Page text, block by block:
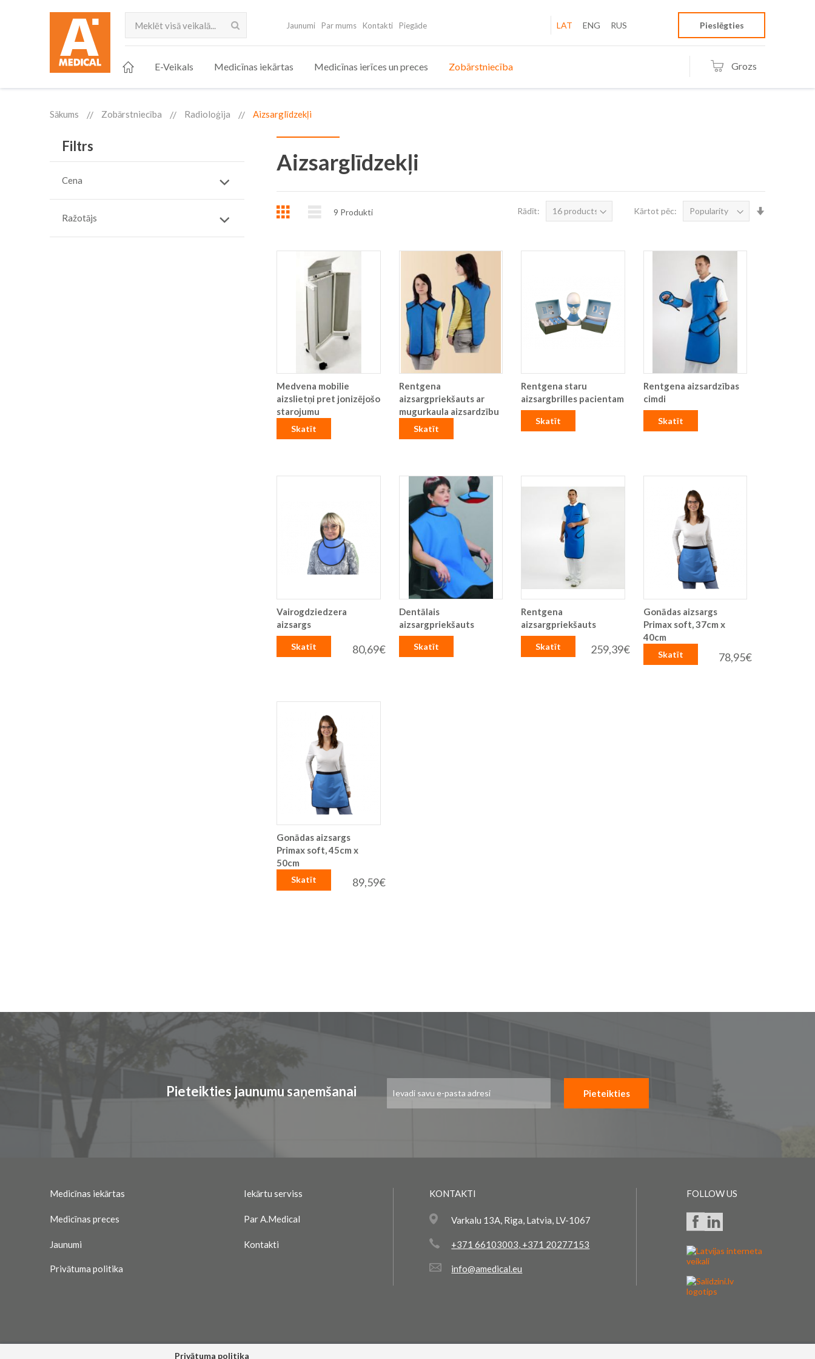
Privātuma politika
Meklēt
Jaunumi Par mums Kontakti Piegāde LAT ENG RUS Pieslēgties
E-Veikals Medicīnas iekārtas Medicīnas ierīces un preces Zobārstniecība Grozs
Sākums Zobārstniecība Radioloģija Aizsarglīdzekļi
Aizsarglīdzekļi
Režģis Saraksts
9 Produkti Rādīt: Kārtot pēc:
Medvena mobilie
aizslietņi pret jonizējošo
starojumu
Skatīt
Rentgena
aizsargpriekšauts ar
mugurkaula aizsardzību
Skatīt
Rentgena staru
aizsargbrilles pacientam
Skatīt
Rentgena aizsardzības
cimdi
Skatīt
Vairogdziedzera
aizsargs
80,69€
Skatīt
Dentālais
aizsargpriekšauts
Skatīt
Rentgena
aizsargpriekšauts
259,39€
Skatīt
Gonādas aizsargs
Primax soft, 37cm x
40cm
78,95€
Skatīt
Gonādas aizsargs
Primax soft, 45cm x
50cm
89,59€
Skatīt
Filtrs
Cena
Ražotājs
Pieteikties jaunumu saņemšanai
jaunumu
Pieteikties
Medicīnas iekārtas Iekārtu serviss
Medicīnas preces Par A.Medical
Jaunumi Kontakti
Privātuma politika
KONTAKTI
Varkalu 13A, Riga, Latvia, LV-1067
+371 66103003, +371 20277153
info@amedical.eu
FOLLOW US